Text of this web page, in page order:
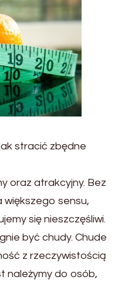
stracić zbędne
oraz atrakcyjny. Bez
większego sensu,
się nieszczęśliwi.
być chudy. Chude
z rzeczywistością
należymy do osób,